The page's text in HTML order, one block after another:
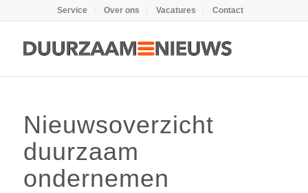
Service Over ons Vacatures Contact
Nieuwsoverzicht
duurzaam
ondernemen